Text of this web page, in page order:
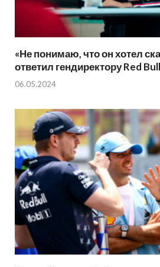
«Не понимаю, что он хотел
ответил гендиректору Red Bull
06.05.2024